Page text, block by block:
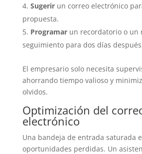
Sugerirun correo electrónico
propuesta.
Programarun recordatorio o un
seguimiento para dos días
El empresario solo necesita
ahorrando tiempo valioso y
olvidos.
Optimización del
electrónico
Una bandeja de entrada saturada
oportunidades perdidas. Un